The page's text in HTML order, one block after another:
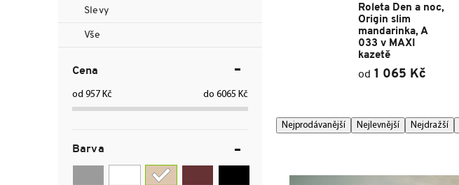
Slevy
Vše
Cena
957 Kč 6065 Kč
Barva
Roleta Den a noc,
Origin slim
mandarinka, A
033 v MAXI
kazetě
od 1 065 Kč
ŘNejprodávanější Nejlevnější Nejdražší
V